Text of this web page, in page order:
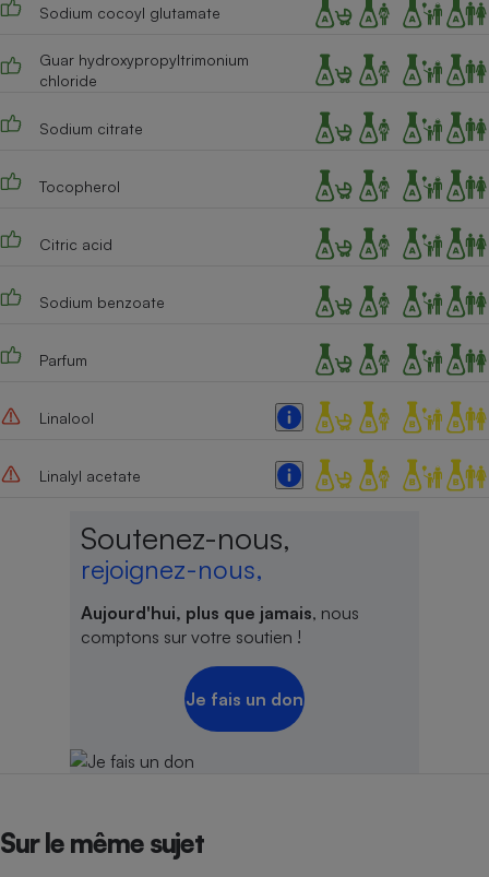
Sodium cocoyl glutamate
Guar hydroxypropyltrimonium
chloride
Sodium citrate
Tocopherol
Citric acid
Sodium benzoate
Parfum
Linalool
Linalyl acetate
Soutenez-nous,
rejoignez-nous,
Aujourd'hui, plus que jamais, nous
comptons sur votre soutien !
Je fais un don
Sur le même sujet